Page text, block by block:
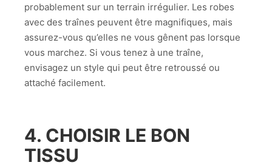
probablement sur un terrain irrégulier. Les robes
avec des traînes peuvent être magnifiques, mais
assurez-vous qu’elles ne vous gênent pas lorsque
vous marchez. Si vous tenez à une traîne,
envisagez un style qui peut être retroussé ou
attaché facilement.
4. CHOISIR LE BON
TISSU